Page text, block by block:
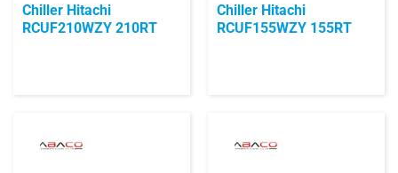
Chiller Hitachi
RCUF210WZY 210RT
Chiller Hitachi
RCUF155WZY 155RT